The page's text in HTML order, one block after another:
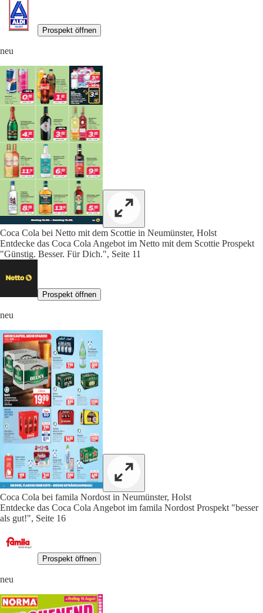
Prospekt öffnen
neu
Coca Cola bei Netto mit dem Scottie in Neumünster, Holst
Entdecke das Coca Cola Angebot im Netto mit dem Scottie Prospekt
"Günstig. Besser. Für Dich.", Seite 11
Prospekt öffnen
neu
Coca Cola bei famila Nordost in Neumünster, Holst
Entdecke das Coca Cola Angebot im famila Nordost Prospekt "besser
als gut!", Seite 16
Prospekt öffnen
neu